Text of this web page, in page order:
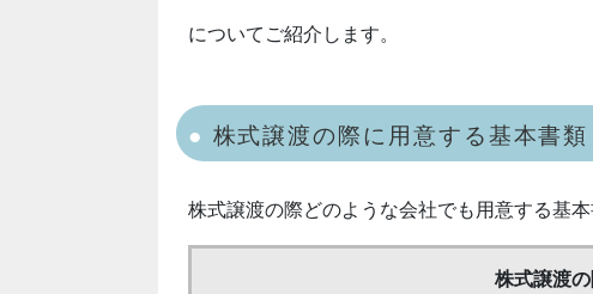
についてご紹介します。
株式譲渡の際に用意する基本書類
株式譲渡の際どのような会社でも用意する基本
株式譲渡